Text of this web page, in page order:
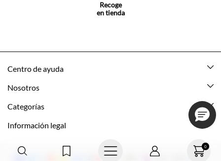
0
Recoge
en tienda
Centro de ayuda
Mis pedidos
Cómo comprar
Nosotros
Acerca de Tennis
Tns Friends
Categorías
Nuevo
Hombre
Información legal
Política de envio y devolución